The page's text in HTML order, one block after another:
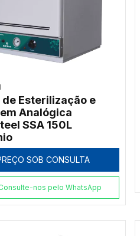
de Esterilização e
Analógica
SSA 150L
SOB CONSULTA
nos pelo WhatsApp